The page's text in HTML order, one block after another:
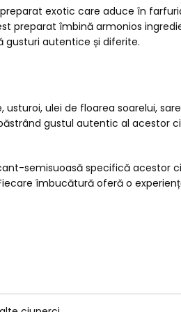
exotic care aduce în
preparat îmbină armonios
gusturi autentice și diferite.
ulei de floarea soarelui,
gustul autentic al acestor
semisuoasă specifică acestor
îmbucătură oferă o